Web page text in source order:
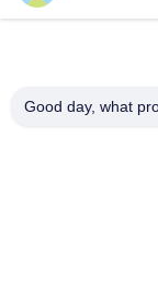
Good day, what